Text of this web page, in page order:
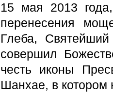
15 мая 2013
перенесения
Глеба,
совершил
честь иконы
Шанхае, в котором